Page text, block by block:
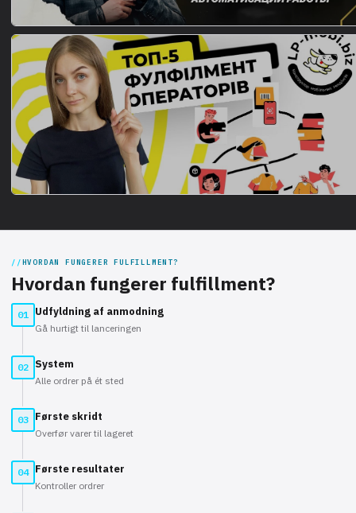
HVORDAN FUNGERER FULFILLMENT?
Hvordan fungerer fulfillment?
01 Udfyldning af anmodning
Gå hurtigt til lanceringen
02 System
Alle ordrer på ét sted
03 Første skridt
Overfør varer til lageret
04 Første resultater
Kontroller ordrer